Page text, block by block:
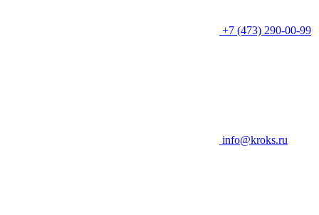
+7 (473) 290-00-99
info@kroks.ru